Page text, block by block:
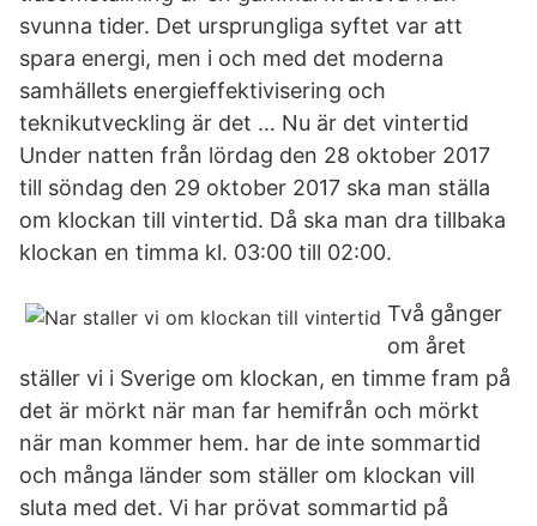
svunna tider. Det ursprungliga syftet var att
spara energi, men i och med det moderna
samhällets energieffektivisering och
teknikutveckling är det … Nu är det vintertid
Under natten från lördag den 28 oktober 2017
till söndag den 29 oktober 2017 ska man ställa
om klockan till vintertid. Då ska man dra tillbaka
klockan en timma kl. 03:00 till 02:00.
Två gånger
om året
ställer vi i Sverige om klockan, en timme fram på
det är mörkt när man far hemifrån och mörkt
när man kommer hem. har de inte sommartid
och många länder som ställer om klockan vill
sluta med det. Vi har prövat sommartid på